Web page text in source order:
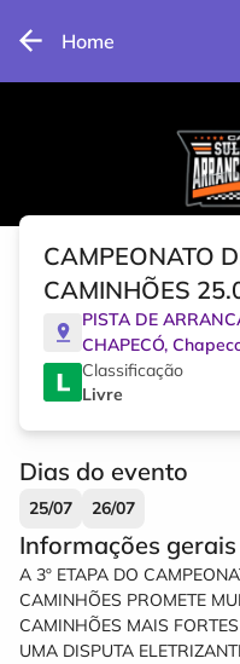
Home
CAMPEONATO
CAMINHÕES
PISTA DE
CHAPECÓ,
Classificação
Livre
Dias do evento
25/07 26/07
Informações gerais
A 3º ETAPA DO
CAMINHÕES PROMETE
CAMINHÕES MAIS
UMA DISPUTA